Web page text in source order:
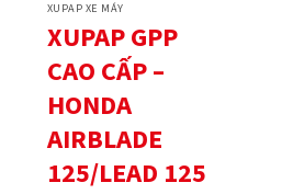
XUPAP XE MÁY
XUPAP GPP
CAO CẤP –
HONDA
AIRBLADE
125/LEAD 125